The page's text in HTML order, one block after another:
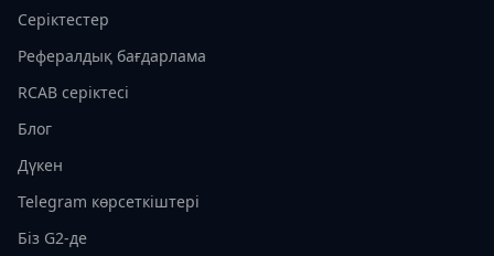
Серіктестер
Рефералдық бағдарлама
RCAB серіктесі
Блог
Дүкен
Telegram көрсеткіштері
Біз G2-де